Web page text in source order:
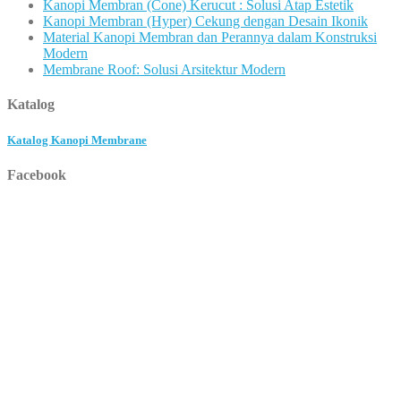
Kanopi Membran (Cone) Kerucut : Solusi Atap Estetik
Kanopi Membran (Hyper) Cekung dengan Desain Ikonik
Material Kanopi Membran dan Perannya dalam Konstruksi
Modern
Membrane Roof: Solusi Arsitektur Modern
Katalog
Katalog Kanopi Membrane
Facebook